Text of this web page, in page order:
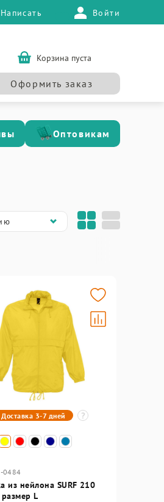
Написать Войти
Корзина пуста
Оформить заказ
Оптовикам
Доставка 3-7 дней
0484
из нейлона SURF 210
L